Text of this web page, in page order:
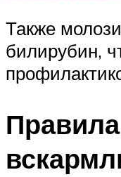
Также
билирубин,